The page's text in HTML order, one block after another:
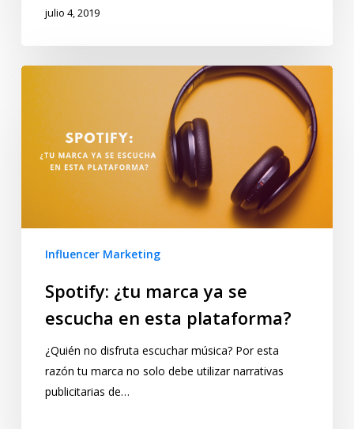
julio 4, 2019
Influencer Marketing
Spotify: ¿tu marca ya se
escucha en esta plataforma?
¿Quién no disfruta escuchar música? Por esta
razón tu marca no solo debe utilizar narrativas
publicitarias de…